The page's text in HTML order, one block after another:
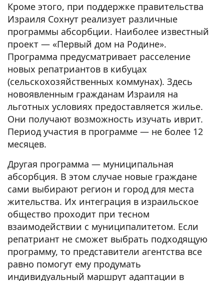
Кроме этого, при поддержке правительства
Израиля Сохнут реализует различные
программы абсорбции. Наиболее известный
проект — «Первый дом на Родине».
Программа предусматривает расселение
новых репатриантов в кибуцах
(сельскохозяйственных коммунах). Здесь
новоявленным гражданам Израиля на
льготных условиях предоставляется жилье.
Они получают возможность изучать иврит.
Период участия в программе — не более 12
месяцев.
Другая программа — муниципальная
абсорбция. В этом случае новые граждане
сами выбирают регион и город для места
жительства. Их интеграция в израильское
общество проходит при тесном
взаимодействии с муниципалитетом. Если
репатриант не сможет выбрать подходящую
программу, то представители агентства все
равно помогут ему продумать
индивидуальный маршрут адаптации в